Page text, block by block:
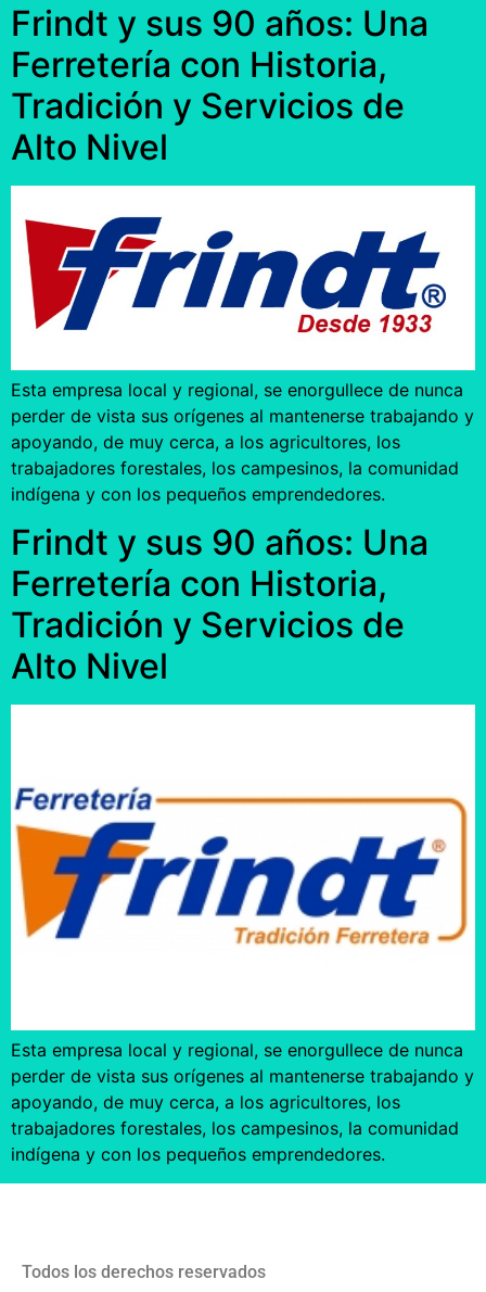
Frindt y sus 90 años: Una
Ferretería con Historia,
Tradición y Servicios de
Alto Nivel
Esta empresa local y regional, se enorgullece de nunca
perder de vista sus orígenes al mantenerse trabajando y
apoyando, de muy cerca, a los agricultores, los
trabajadores forestales, los campesinos, la comunidad
indígena y con los pequeños emprendedores.
Frindt y sus 90 años: Una
Ferretería con Historia,
Tradición y Servicios de
Alto Nivel
Esta empresa local y regional, se enorgullece de nunca
perder de vista sus orígenes al mantenerse trabajando y
apoyando, de muy cerca, a los agricultores, los
trabajadores forestales, los campesinos, la comunidad
indígena y con los pequeños emprendedores.
Todos los derechos reservados